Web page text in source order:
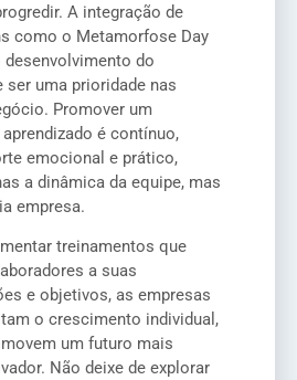
A integração de
como o Metamorfose Day
do
ser uma prioridade nas
Promover um
é contínuo,
emocional e prático,
a dinâmica da equipe, mas
empresa.
treinamentos que
a suas
e objetivos, as empresas
o crescimento individual,
um futuro mais
Não deixe de explorar